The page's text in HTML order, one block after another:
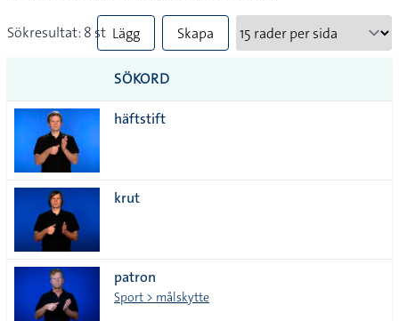
Sökresultat: 8 st Lägg
till
alla i
Skapa
SÖKORD
häftstift
krut
patron
Sport > målskytte